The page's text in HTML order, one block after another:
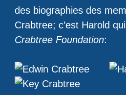
des biographies des
Crabtree; c’est Harold
Crabtree Foundation: